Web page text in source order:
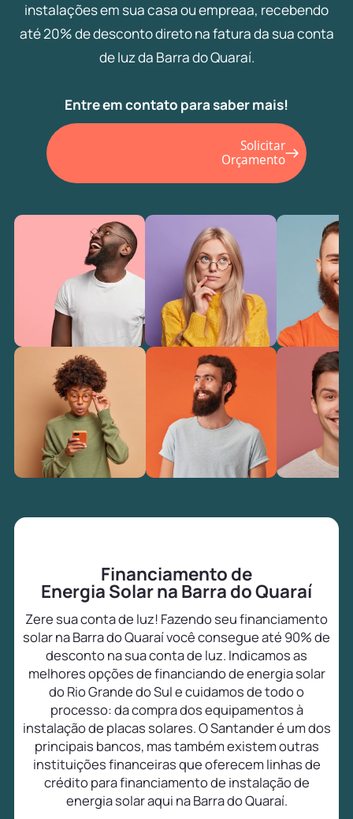
instalações em sua casa ou empreaa, recebendo
até 20% de desconto direto na fatura da sua conta
de luz da Barra do Quaraí.
Entre em contato para saber mais!
Solicitar
Orçamento
Financiamento de
Energia Solar na Barra do Quaraí
Zere sua conta de luz! Fazendo seu financiamento
solar na Barra do Quaraí você consegue até 90% de
desconto na sua conta de luz. Indicamos as
melhores opções de financiando de energia solar
do Rio Grande do Sul e cuidamos de todo o
processo: da compra dos equipamentos à
instalação de placas solares. O Santander é um dos
principais bancos, mas também existem outras
instituições financeiras que oferecem linhas de
crédito para financiamento de instalação de
energia solar aqui na Barra do Quaraí.